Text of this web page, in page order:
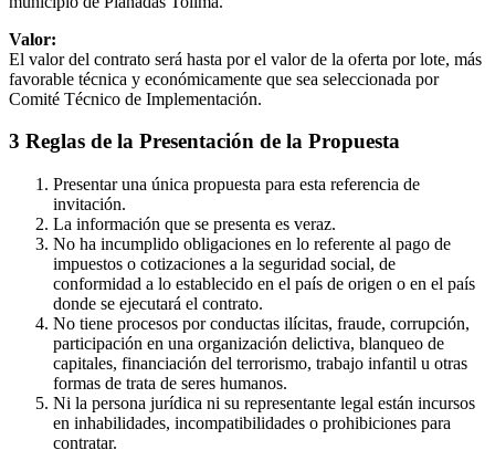
Valor:
El valor del contrato será hasta por el valor de la oferta por lote, más
favorable técnica y económicamente que sea seleccionada por
Comité Técnico de Implementación.
3 Reglas de la Presentación de la Propuesta
Presentar una única propuesta para esta referencia de
invitación.
La información que se presenta es veraz.
No ha incumplido obligaciones en lo referente al pago de
impuestos o cotizaciones a la seguridad social, de
conformidad a lo establecido en el país de origen o en el país
donde se ejecutará el contrato.
No tiene procesos por conductas ilícitas, fraude, corrupción,
participación en una organización delictiva, blanqueo de
capitales, financiación del terrorismo, trabajo infantil u otras
formas de trata de seres humanos.
Ni la persona jurídica ni su representante legal están incursos
en inhabilidades, incompatibilidades o prohibiciones para
contratar.